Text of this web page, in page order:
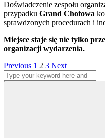
Doświadczenie zespołu
przypadku Grand Chotowa
sprawdzonych procedurach i
Miejsce staje się nie tylko
organizacji wydarzenia.
Stronicowanie
wpisów
Previous Page
1 Page
2 Page
3 Next
Search
for: